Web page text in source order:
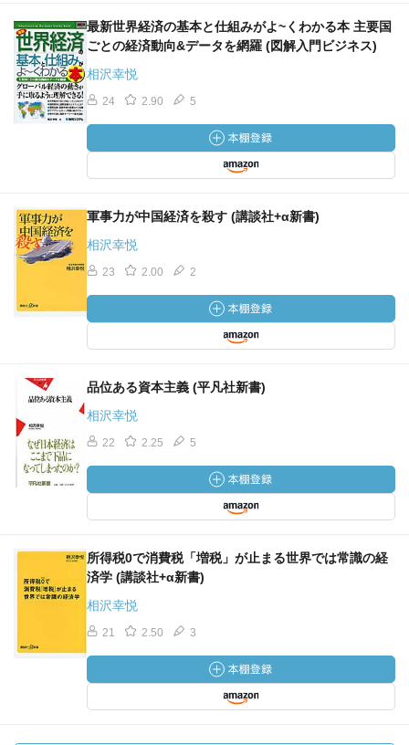
最新世界経済の基本と仕組みがよ~くわかる本 主要国
ごとの経済動向&データを網羅 (図解入門ビジネス)
相沢幸悦
24 2.90 5
軍事力が中国経済を殺す (講談社+α新書)
相沢幸悦
23 2.00 2
品位ある資本主義 (平凡社新書)
相沢幸悦
22 2.25 5
所得税0で消費税「増税」が止まる世界では常識の経
済学 (講談社+α新書)
相沢幸悦
21 2.50 3